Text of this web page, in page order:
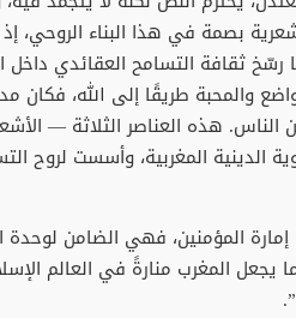
بصمة في هذا البناء الروحي،
رسّخ ثقافة التسامح العقائدي
والمحبة طريقًا إلى الله،
الناس. هذه العناصر الثلاثة —
الدينية المغربية، وأسست لروح
المؤمنين، فهي الضامن لوحدة
يجعل المغرب منارةً في العالم